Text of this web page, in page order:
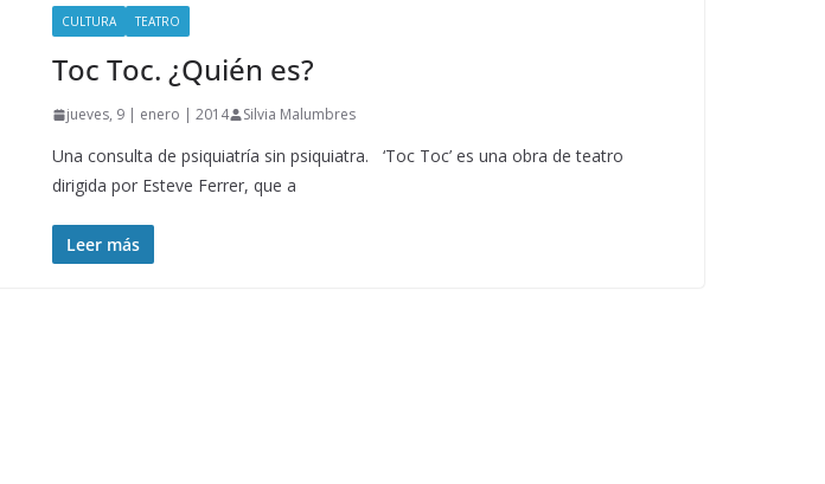
CULTURA TEATRO
Toc Toc. ¿Quién es?
jueves, 9 | enero | 2014 Silvia Malumbres
Una consulta de psiquiatría sin psiquiatra. ‘Toc Toc’ es una obra de teatro
dirigida por Esteve Ferrer, que a
Leer más